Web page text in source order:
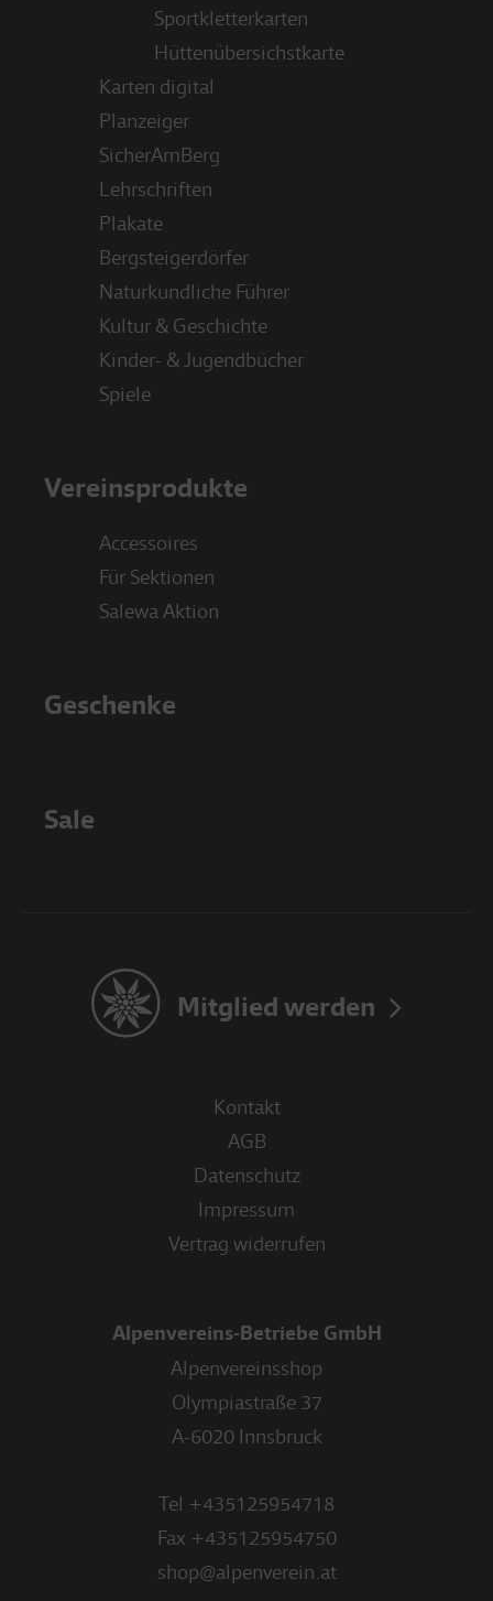
Sportkletterkarten
Hüttenübersichstkarte
Karten digital
Planzeiger
SicherAmBerg
Lehrschriften
Plakate
Bergsteigerdörfer
Naturkundliche Führer
Kultur & Geschichte
Kinder- & Jugendbücher
Spiele
Vereinsprodukte
Accessoires
Für Sektionen
Salewa Aktion
Geschenke
Sale
Kontakt
AGB
Datenschutz
Impressum
Vertrag widerrufen
Alpenvereins-Betriebe GmbH
Alpenvereinsshop
Olympiastraße 37
A-6020 Innsbruck
Tel +435125954718
Fax +435125954750
shop@alpenverein.at
Mitglied werden